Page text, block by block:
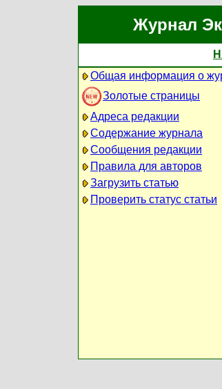
Журнал
Общая информация о
Золотые страницы
Адреса редакции
Содержание журнала
Сообщения редакции
Правила для авторов
Загрузить статью
Проверить статус статьи